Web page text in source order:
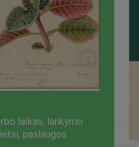
laikas, lankymo
paslaugos